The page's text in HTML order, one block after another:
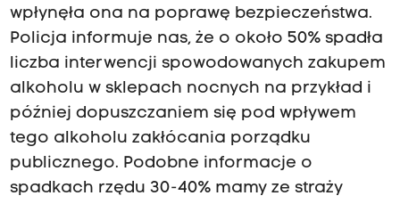
wpłynęła ona na poprawę bezpieczeństwa.
Policja informuje nas, że o około 50% spadła
liczba interwencji spowodowanych zakupem
alkoholu w sklepach nocnych na przykład i
później dopuszczaniem się pod wpływem
tego alkoholu zakłócania porządku
publicznego. Podobne informacje o
spadkach rzędu 30-40% mamy ze straży